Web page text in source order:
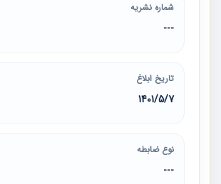
شماره نشریه
---
تاریخ ابلاغ
1401/5/7
نوع ضابطه
---